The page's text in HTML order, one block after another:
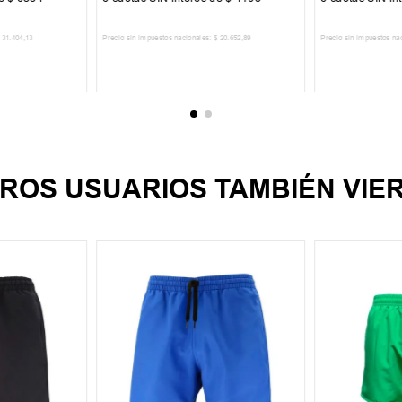
31 .404 ,13 Precio sin impuestos nacionales: $ 20.652 ,89 Precio sin impuestos
USUARIOS TAMBIÉN